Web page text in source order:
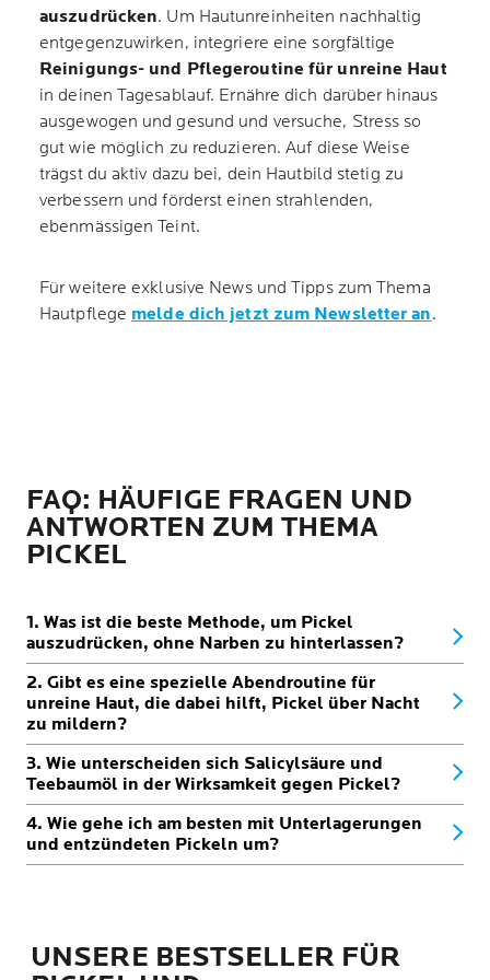
auszudrücken. Um Hautunreinheiten nachhaltig
entgegenzuwirken, integriere eine sorgfältige
Reinigungs- und Pflegeroutine für unreine Haut
in deinen Tagesablauf. Ernähre dich darüber hinaus
ausgewogen und gesund und versuche, Stress so
gut wie möglich zu reduzieren. Auf diese Weise
trägst du aktiv dazu bei, dein Hautbild stetig zu
verbessern und förderst einen strahlenden,
ebenmässigen Teint.
Für weitere exklusive News und Tipps zum Thema
Hautpflege melde dich jetzt zum Newsletter an.
FAQ: HÄUFIGE FRAGEN UND
ANTWORTEN ZUM THEMA
PICKEL
1. Was ist die beste Methode, um Pickel
auszudrücken, ohne Narben zu hinterlassen?
2. Gibt es eine spezielle Abendroutine für
unreine Haut, die dabei hilft, Pickel über Nacht
zu mildern?
3. Wie unterscheiden sich Salicylsäure und
Teebaumöl in der Wirksamkeit gegen Pickel?
4. Wie gehe ich am besten mit Unterlagerungen
und entzündeten Pickeln um?
UNSERE BESTSELLER FÜR